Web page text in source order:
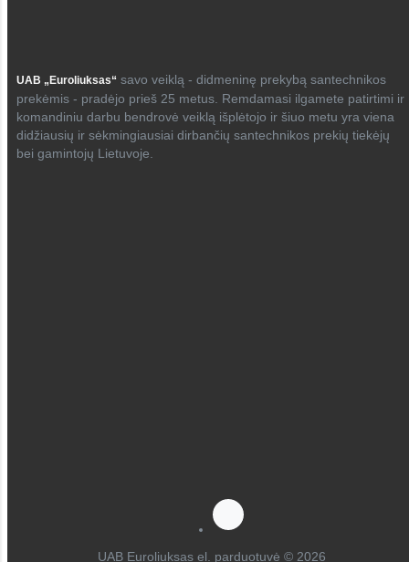
UAB „Euroliuksas“ savo veiklą - didmeninę prekybą santechnikos
prekėmis - pradėjo prieš 25 metus. Remdamasi ilgamete patirtimi ir
komandiniu darbu bendrovė veiklą išplėtojo ir šiuo metu yra viena
didžiausių ir sėkmingiausiai dirbančių santechnikos prekių tiekėjų
bei gamintojų Lietuvoje.
UAB Euroliuksas el. parduotuvė © 2026